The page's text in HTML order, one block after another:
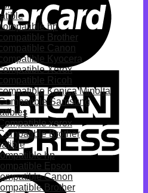
hp
Brother
Canon
Kyocera
Xerox
Ricoh
Konica Minolta
Samsung
xerox
Brother
hp
Epson
Canon
Brother